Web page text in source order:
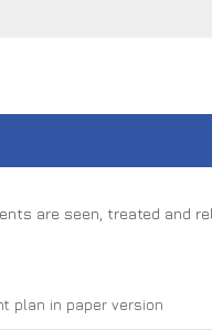
are seen, treated and
plan in paper version